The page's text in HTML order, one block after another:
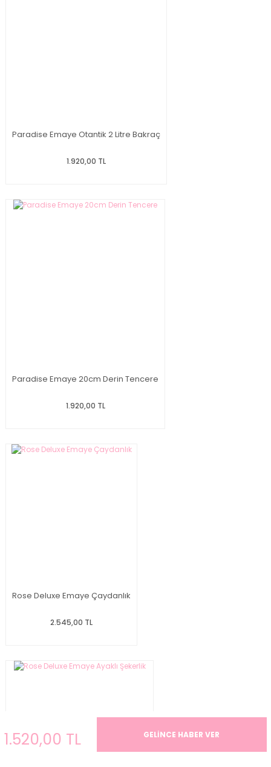
Paradise Emaye Otantik 2 Litre Bakraç
1.920,00 TL
Paradise Emaye 20cm Derin Tencere
1.920,00 TL
Rose Deluxe Emaye Çaydanlık
2.545,00 TL
1.520,00 TL GELİNCE HABER VER